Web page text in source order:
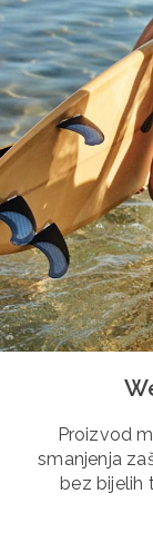
Proizvod
smanjenja
bez bijelih